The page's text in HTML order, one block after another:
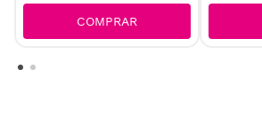
COMPRAR